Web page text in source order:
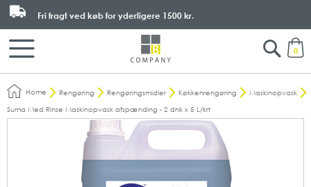
0
Fri fragt ved køb for yderligere 1500 kr.
Search
Home Rengøring Rengøringsmidler Køkkenrengøring
Maskinopvask
Suma Med Rinse Maskinopvask afspænding - 2 dnk x 5 L/krt